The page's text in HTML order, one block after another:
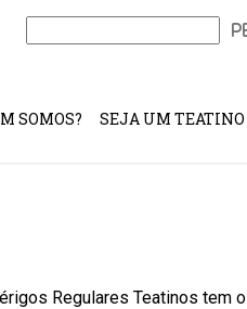
Pesquisar
SOMOS? SEJA UM TEATINO
Regulares Teatinos tem